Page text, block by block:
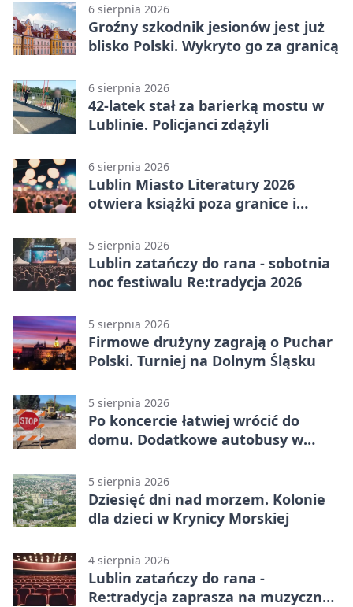
6 sierpnia 2026
Groźny szkodnik jesionów jest już
blisko Polski. Wykryto go za granicą
6 sierpnia 2026
42-latek stał za barierką mostu w
Lublinie. Policjanci zdążyli
6 sierpnia 2026
Lublin Miasto Literatury 2026
otwiera książki poza granice i
5 sierpnia 2026
Lublin zatańczy do rana - sobotnia
noc festiwalu Re:tradycja 2026
5 sierpnia 2026
Firmowe drużyny zagrają o Puchar
Polski. Turniej na Dolnym Śląsku
5 sierpnia 2026
Po koncercie łatwiej wrócić do
domu. Dodatkowe autobusy w
5 sierpnia 2026
Dziesięć dni nad morzem. Kolonie
dla dzieci w Krynicy Morskiej
4 sierpnia 2026
Lublin zatańczy do rana -
Re:tradycja zaprasza na muzyczną